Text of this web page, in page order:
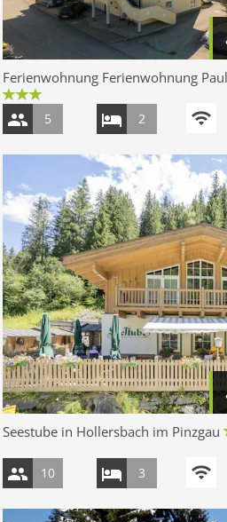
Ferienwohnung Ferienwohnung
5 2
Seestube in Hollersbach im Pinzgau
10 3